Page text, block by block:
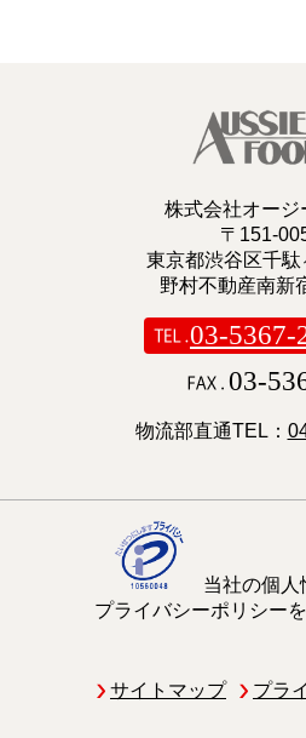
株式会社オージ
〒151-
東京都渋谷区千駄
野村不動産南新
03-5367-
03-
物流部直通TEL：
当社の個人
プライバシーポリシー
サイトマップ プラ